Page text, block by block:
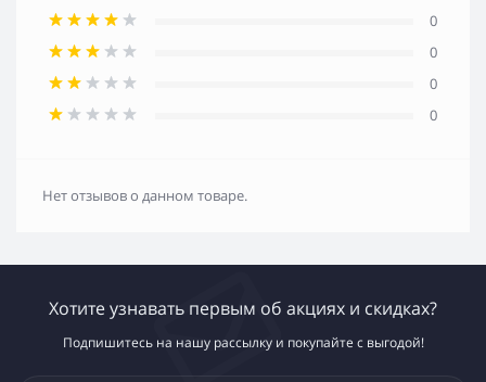
0
0
0
0
Нет отзывов о данном товаре.
Хотите узнавать первым об акциях и скидках?
Подпишитесь на нашу рассылку и покупайте с выгодой!